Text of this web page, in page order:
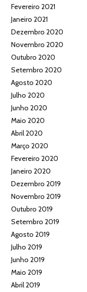
Fevereiro 2021
Janeiro 2021
Dezembro 2020
Novembro 2020
Outubro 2020
Setembro 2020
Agosto 2020
Julho 2020
Junho 2020
Maio 2020
Abril 2020
Março 2020
Fevereiro 2020
Janeiro 2020
Dezembro 2019
Novembro 2019
Outubro 2019
Setembro 2019
Agosto 2019
Julho 2019
Junho 2019
Maio 2019
Abril 2019